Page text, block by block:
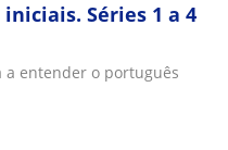
Séries 1 a 4
a entender o português